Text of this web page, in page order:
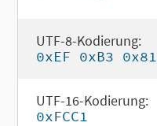
UTF-8-Kodierung:
0xEF 0xB3 0x81
UTF-16-Kodierung:
0xFCC1